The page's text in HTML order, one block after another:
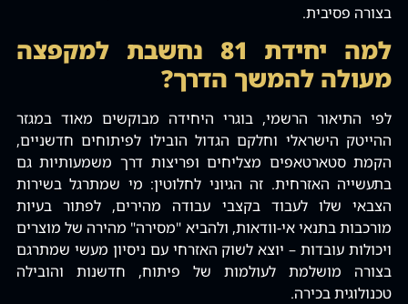
בצורה פסיבית.
למה יחידת 81 נחשבת למקפצה
מעולה להמשך הדרך?
לפי התיאור הרשמי, בוגרי היחידה מבוקשים מאוד במגזר
ההייטק הישראלי וחלקם הגדול הובילו לפיתוחים חדשניים,
הקמת סטארטאפים מצליחים ופריצות דרך משמעותיות גם
בתעשייה האזרחית. זה הגיוני לחלוטין: מי שמתרגל בשירות
הצבאי שלו לעבוד בקצבי עבודה מהירים, לפתור בעיות
מורכבות בתנאי אי-וודאות, ולהביא "מסירה" מהירה של מוצרים
ויכולות עובדות – יוצא לשוק האזרחי עם ניסיון מעשי שמתרגם
בצורה מושלמת לעולמות של פיתוח, חדשנות והובילה
טכנולוגית בכירה.